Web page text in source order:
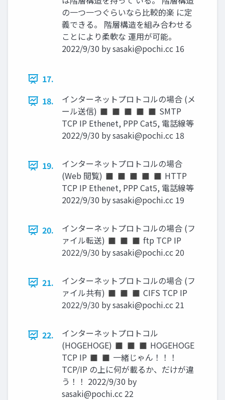
の一つ一つぐらいなら比較的楽 に定
義できる。 階層構造を組み合わせる
ことにより柔軟な 運用が可能。
2022/9/30 bysasaki@pochi.cc 16
17.
18.
インターネットプロトコルの場合 (メ
ール送信) ◼ ◼ ◼ ◼ ◼ SMTP
TCP IP Ethenet, PPP Cat5, 電話線等
2022/9/30 bysasaki@pochi.cc 18
19.
インターネットプロトコルの場合
(Web 閲覧) ◼ ◼ ◼ ◼ ◼ HTTP
TCP IP Ethenet, PPP Cat5, 電話線等
2022/9/30 bysasaki@pochi.cc 19
20.
インターネットプロトコルの場合 (フ
ァイル転送) ◼ ◼ ◼ ftp TCP IP
2022/9/30 bysasaki@pochi.cc20
21.
インターネットプロトコルの場合 (フ
ァイル共有) ◼ ◼ ◼ CIFS TCP IP
2022/9/30 bysasaki@pochi.cc21
22.
インターネットプロトコル
(HOGEHOGE) ◼ ◼ ◼ HOGEHOGE
TCP IP ◼ ◼ 一緒じゃん！！！
TCP/IP の上に何が載るか、だけが違
う！！ 2022/9/30 by
sasaki@pochi.cc22